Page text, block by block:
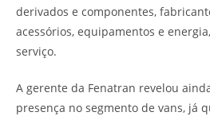
derivados e componentes,
acessórios, equipamentos e
serviço.
A gerente da Fenatran revelou
presença no segmento de vans, já